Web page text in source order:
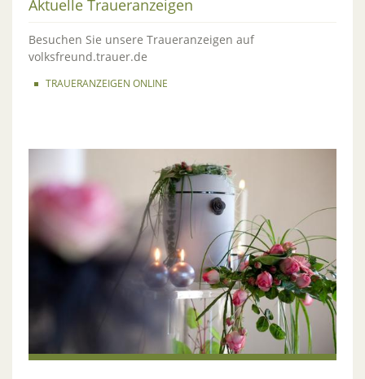
Aktuelle Traueranzeigen
Besuchen Sie unsere Traueranzeigen auf
volksfreund.trauer.de
TRAUERANZEIGEN ONLINE